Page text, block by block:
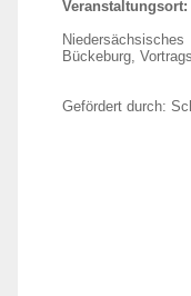
Veranstaltungsort:
Bückeburg,
Gefördert durch: